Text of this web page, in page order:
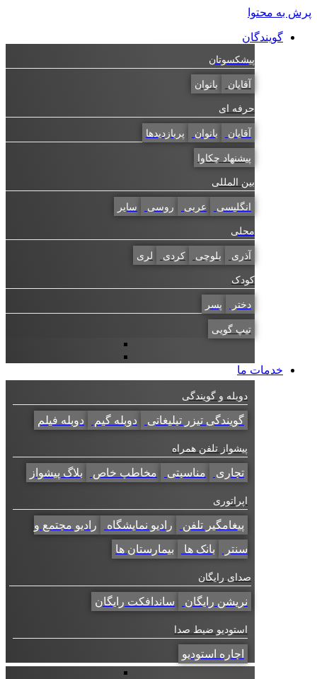
پرش به محتوا
گویندگان
پیشکسوتان
آقایان بانوان
حرفه ای
آقایان بانوان پربازدیدها
پیشنهاد چکاوا
بین المللی
انگلیسی عربی روسی سایر
محلی
آذری بلوچی کردی لری
کودک
دختر پسر
تیپ گویی
خدمات ما
دوبله و گویندگی
گویندگی تیزر تبلیغاتی دوبله گیم دوبله فیلم
پیشواز تلفن همراه
تجاری مناسبتی مخاطب خاص بلاگ پیشواز
اپراتوری
پیغامگیر تلفن رادیو نمایشگاه
رادیو مجتمع و
سنتر
بانک ها بیمارستان ها
صدای رایگان
نریشن رایگان ساندافکت رایگان
استودیو ضبط صدا
اجاره استودیو